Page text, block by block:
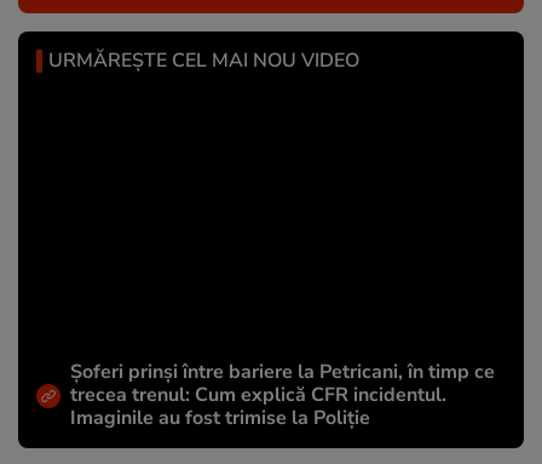
URMĂREȘTE CEL MAI NOU VIDEO
Șoferi prinși între bariere la Petricani, în timp ce
trecea trenul: Cum explică CFR incidentul.
Imaginile au fost trimise la Poliție